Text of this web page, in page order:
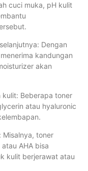
cuci muka, pH kulit
Dengan
kandungan
akan
Beberapa toner
atau hyaluronic
Misalnya, toner
AHA bisa
kulit berjerawat atau